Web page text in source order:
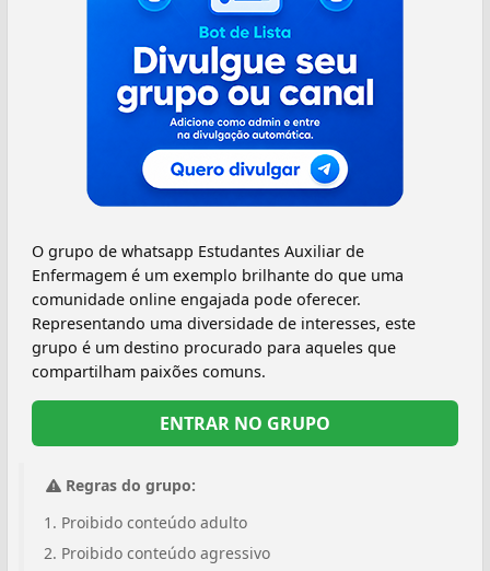
O grupo de whatsapp Estudantes Auxiliar de
Enfermagem é um exemplo brilhante do que uma
comunidade online engajada pode oferecer.
Representando uma diversidade de interesses, este
grupo é um destino procurado para aqueles que
compartilham paixões comuns.
ENTRAR NO GRUPO
Regras do grupo:
Proibido conteúdo adulto
Proibido conteúdo agressivo